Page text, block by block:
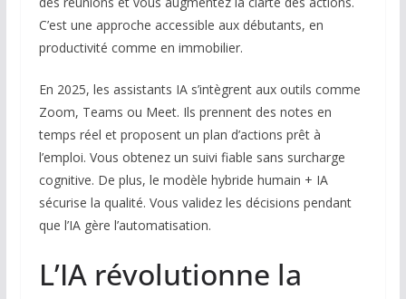
C’est une approche accessible aux débutants, en
productivité comme en immobilier.
En 2025, les assistants IA s’intègrent aux outils comme
Zoom, Teams ou Meet. Ils prennent des notes en
temps réel et proposent un plan d’actions prêt à
l’emploi. Vous obtenez un suivi fiable sans surcharge
cognitive. De plus, le modèle hybride humain + IA
sécurise la qualité. Vous validez les décisions pendant
que l’IA gère l’automatisation.
L’IA révolutionne la